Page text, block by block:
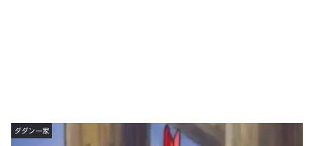
ダダン一家